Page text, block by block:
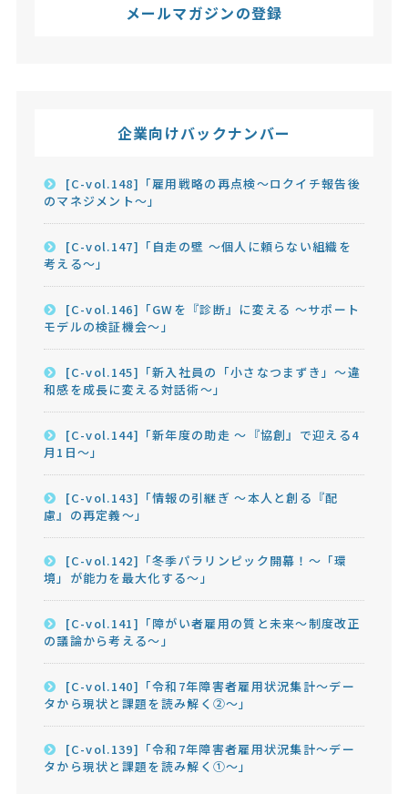
メールマガジンの登録
企業向けバックナンバー
[C-vol.148]「雇用戦略の再点検～ロクイチ報告後
のマネジメント～」
[C-vol.147]「自走の壁 ～個人に頼らない組織を
考える～」
[C-vol.146]「GWを『診断』に変える ～サポート
モデルの検証機会～」
[C-vol.145]「新入社員の「小さなつまずき」～違
和感を成長に変える対話術～」
[C-vol.144]「新年度の助走 ～『協創』で迎える4
月1日～」
[C-vol.143]「情報の引継ぎ ～本人と創る『配
慮』の再定義～」
[C-vol.142]「冬季パラリンピック開幕！～「環
境」が能力を最大化する～」
[C-vol.141]「障がい者雇用の質と未来～制度改正
の議論から考える～」
[C-vol.140]「令和7年障害者雇用状況集計～デー
タから現状と課題を読み解く②～」
[C-vol.139]「令和7年障害者雇用状況集計～デー
タから現状と課題を読み解く①～」